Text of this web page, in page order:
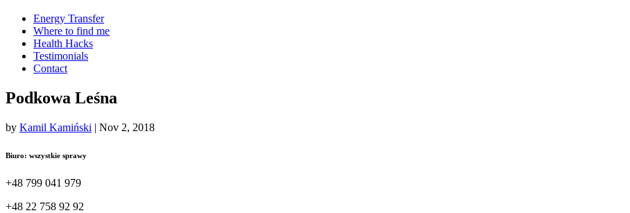
Energy Transfer
Where to find me
Health Hacks
Testimonials
Contact
Podkowa Leśna
by Kamil Kamiński | Nov 2, 2018
Biuro: wszystkie sprawy
+48 799 041 979
+48 22 758 92 92